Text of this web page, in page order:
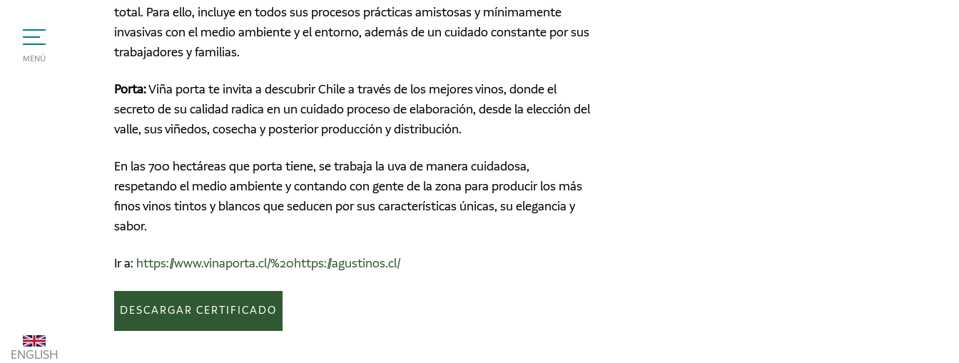
MENÚ
ENGLISH
total. Para ello, incluye en todos sus procesos prácticas amistosas y mínimamente
invasivas con el medio ambiente y el entorno, además de un cuidado constante por sus
trabajadores y familias.
Porta:Viña porta te invita a descubrir Chile a través de los mejores vinos, donde el
secreto de su calidad radica en un cuidado proceso de elaboración, desde la elección del
valle, sus viñedos, cosecha y posterior producción y distribución.
En las 700 hectáreas que porta tiene, se trabaja la uva de manera cuidadosa,
respetando el medio ambiente y contando con gente de la zona para producir los más
finos vinos tintos y blancos que seducen por sus características únicas, su elegancia y
sabor.
Ir a: https://www.vinaporta.cl/%20https://agustinos.cl/
DESCARGAR CERTIFICADO